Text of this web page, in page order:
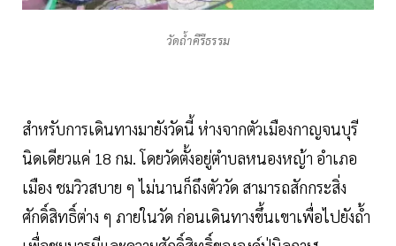
วัดถ้ำคีรีธรรม
สำหรับการเดินทางมายังวัดนี้ ห่างจากตัวเมืองกาญจนบุรี
นิดเดียวแค่ 18 กม. โดยวัดตั้งอยู่ตำบลหนองหญ้า อำเภอ
เมือง ชมวิวสบาย ๆ ไม่นานก็ถึงตัววัด สามารถสักกระสิ่ง
ศักดิ์สิทธิ์ต่าง ๆ ภายในวัด ก่อนเดินทางขึ้นเขาเพื่อไปยังถ้ำ